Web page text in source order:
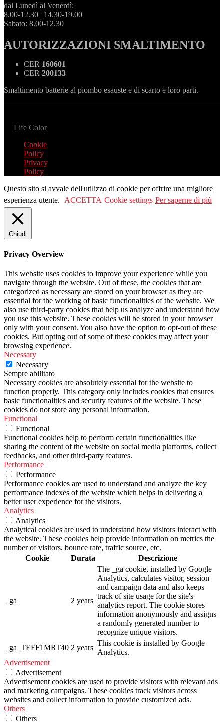
dal Lunedì al Venerdì:
8.00-12.30 | 14.30-19.00
Sabato: 8.00-12.30
AUTORIZZAZIONI SMALTIMENTO
CER 160601
CER 200133
Smaltimento batterie al piombo esauste e di scarto e loro parti.
Life Color
Cookie
Policy
Privacy
Policy
Questo sito si avvale dell'utilizzo di cookie per offrire una migliore
esperienza utente.
ACCETTA Cookie settings Per saperne di più
Chiudi
Privacy Overview
This website uses cookies to improve your experience while you
navigate through the website. Out of these, the cookies that are
categorized as necessary are stored on your browser as they are
essential for the working of basic functionalities of the website. We
also use third-party cookies that help us analyze and understand how
you use this website. These cookies will be stored in your browser
only with your consent. You also have the option to opt-out of these
cookies. But opting out of some of these cookies may affect your
browsing experience.
Necessary
Necessary
Sempre abilitato
Necessary cookies are absolutely essential for the website to
function properly. This category only includes cookies that ensures
basic functionalities and security features of the website. These
cookies do not store any personal information.
Functional
Functional
Functional cookies help to perform certain functionalities like
sharing the content of the website on social media platforms, collect
feedbacks, and other third-party features.
Performance
Performance
Performance cookies are used to understand and analyze the key
performance indexes of the website which helps in delivering a
better user experience for the visitors.
Analytics
Analytics
Analytical cookies are used to understand how visitors interact with
the website. These cookies help provide information on metrics the
number of visitors, bounce rate, traffic source, etc.
Cookie
Durata Descrizione
_ga 2 years
The _ga cookie, installed by Google
Analytics, calculates visitor, session
and campaign data and also keeps
track of site usage for the site's
analytics report. The cookie stores
information anonymously and assigns
a randomly generated number to
recognize unique visitors.
_ga_TEFF1MRT40 2 years
This cookie is installed by Google
Analytics.
Advertisement
Advertisement
Advertisement cookies are used to provide visitors with relevant ads
and marketing campaigns. These cookies track visitors across
websites and collect information to provide customized ads.
Others
Others